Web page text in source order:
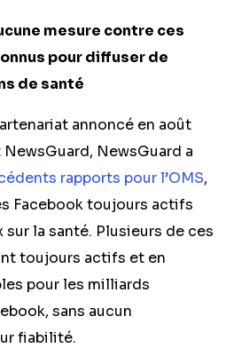
mesure contre ces
pour diffuser de
de santé
annoncé en août
NewsGuard a
rapports pour l’OMS,
Facebook toujours actifs
la santé. Plusieurs de ces
toujours actifs et en
pour les milliards
sans aucun
fiabilité.